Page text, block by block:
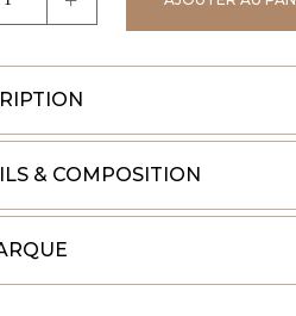
& COMPOSITION